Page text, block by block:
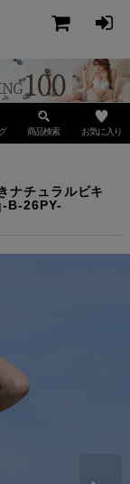
商品検索 お気に入り
ナチュラルビキ
B-26PY-